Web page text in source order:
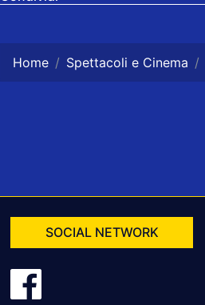
Home Spettacoli e Cinema
SOCIAL NETWORK